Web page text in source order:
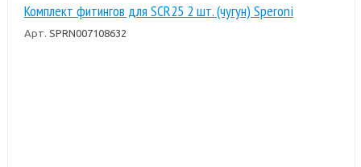
Комплект фитингов для SCR25 2 шт. (чугун) Speroni
Арт. SPRN007108632